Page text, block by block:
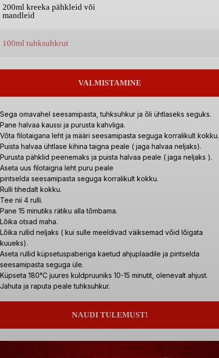
200ml kreeka pähkleid või
mandleid
100ml tuhksuhkrut
VALMISTAMINE
Sega omavahel seesamipasta, tuhksuhkur ja õli ühtlaseks seguks.
Pane halvaa kaussi ja purusta kahvliga.
Võta filotaigana leht ja määri seesamipasta seguga korralikult kokku.
Puista halvaa ühtlase kihina taigna peale ( jaga halvaa neljaks).
Purusta pähklid peenemaks ja puista halvaa peale ( jaga neljaks ).
Aseta uus filotaigna leht puru peale
pintselda seesamipasta seguga korralikult kokku.
Rulli tihedalt kokku.
Tee nii 4 rulli.
Pane 15 minutiks rätiku alla tõmbama.
Lõika otsad maha.
Lõika rullid neljaks ( kui sulle meeldivad väiksemad võid lõigata
kuueks).
Aseta rullid küpsetuspaberiga kaetud ahjuplaadile ja pintselda
seesamipasta seguga üle.
Küpseta 180°C juures kuldpruuniks 10-15 minutit, olenevalt ahjust.
Jahuta ja raputa peale tuhksuhkur.
NAUDI TULEMUST!